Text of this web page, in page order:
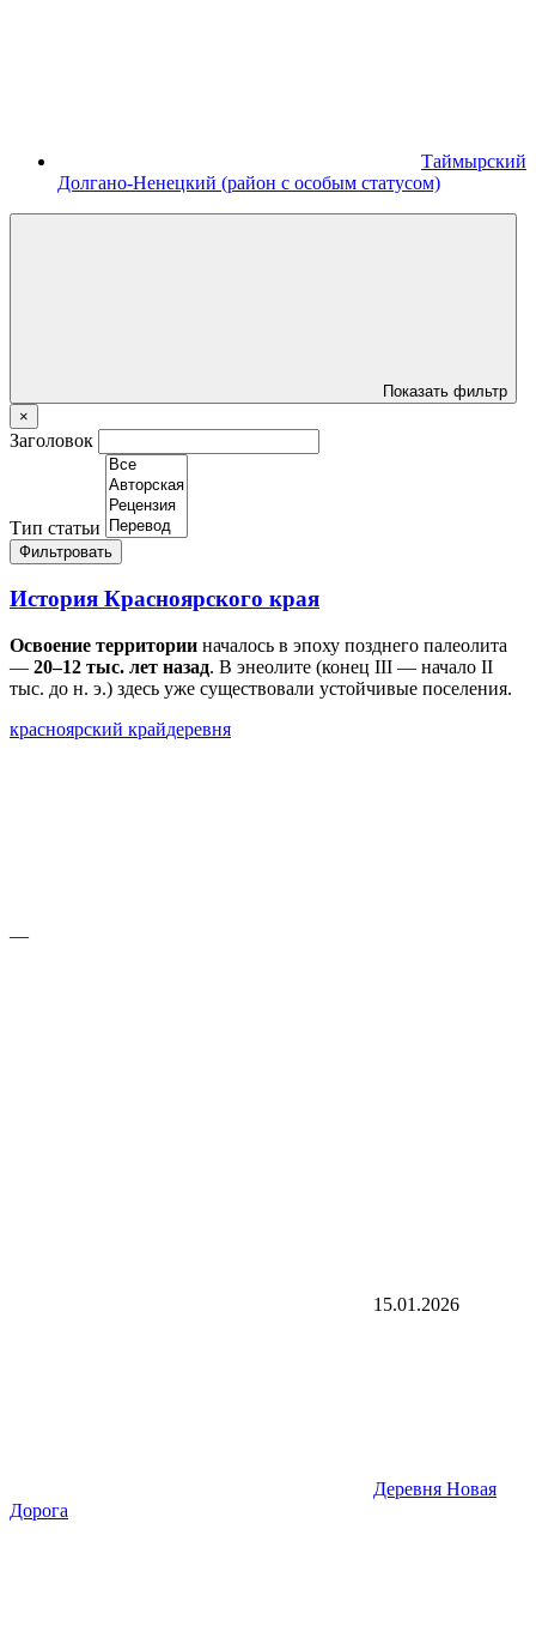
Таймырский
Долгано‑Ненецкий (район с особым статусом)
Показать фильтр
×
Заголовок
Тип статьи
Фильтровать
История Красноярского края
Освоение территории началось в эпоху позднего палеолита
— 20–12 тыс. лет назад. В энеолите (конец III — начало II
тыс. до н. э.) здесь уже существовали устойчивые поселения.
красноярский крайдеревня
—
15.01.2026
Деревня Новая
Дорога